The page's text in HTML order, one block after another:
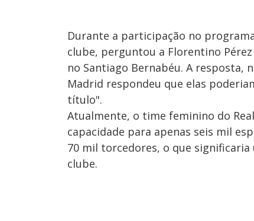
Durante a participação no
clube, perguntou a Florentino
no Santiago Bernabéu. A resposta,
Madrid respondeu que elas
título".
Atualmente, o time feminino do
capacidade para apenas seis mil
70 mil torcedores, o que
clube.